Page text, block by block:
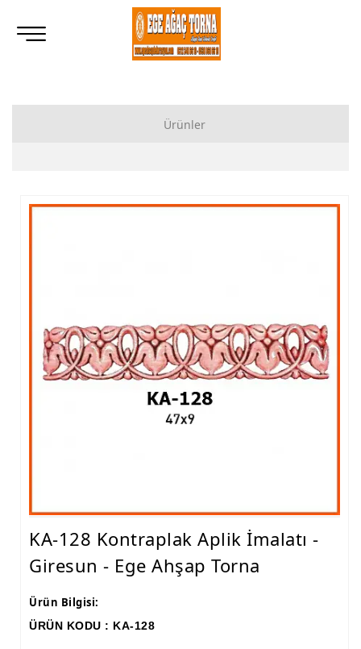
Ürünler
Ham Ahşap Sandalye İmalatı, Modelleri
Ham Ahşap Zigon Sehpa İmalatı, Modelleri
Ham Ahşap Orta ve Yan Sehpa İmalatı, Modelleri
Ham Ahşap Konsol İmalatı, Modelleri
Ham Ahşap Saksılık Çiçeklik İmalatı, Modelleri
Ham Ahşap Makyaj Masası İmalatı Modelleri
Ham Ahşap Çalışma Masası İmalatı, Modelleri
KA-128 Kontraplak Aplik İmalatı -
Giresun - Ege Ahşap Torna
Ürün Bilgisi:
ÜRÜN KODU : KA-128